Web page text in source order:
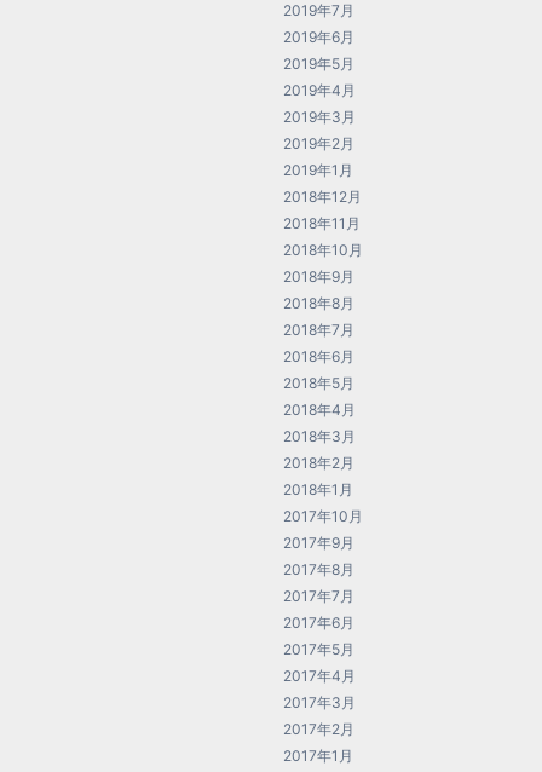
2019年7月
2019年6月
2019年5月
2019年4月
2019年3月
2019年2月
2019年1月
2018年12月
2018年11月
2018年10月
2018年9月
2018年8月
2018年7月
2018年6月
2018年5月
2018年4月
2018年3月
2018年2月
2018年1月
2017年10月
2017年9月
2017年8月
2017年7月
2017年6月
2017年5月
2017年4月
2017年3月
2017年2月
2017年1月